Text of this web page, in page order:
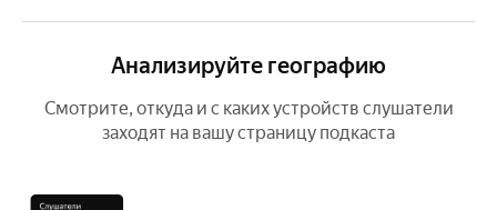
Анализируйте географию
Смотрите, откуда и с каких устройств слушатели
заходят на вашу страницу подкаста